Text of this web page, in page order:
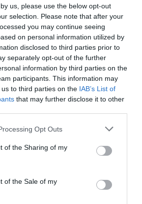
us, please use the below opt-out
selection. Please note that after your
you may continue seeing
on personal information utilized by
disclosed to third parties prior to
separately opt-out of the further
information by third parties on the
participants. This information may
to third parties on the IAB’s List of
that may further disclose it to other
website/app uses one or more Google
or usage behaviour. You may click to
to Google and its third-party tags to
specified purposes in below Google
Opt Outs
of the Sharing of my
of the Sale of my